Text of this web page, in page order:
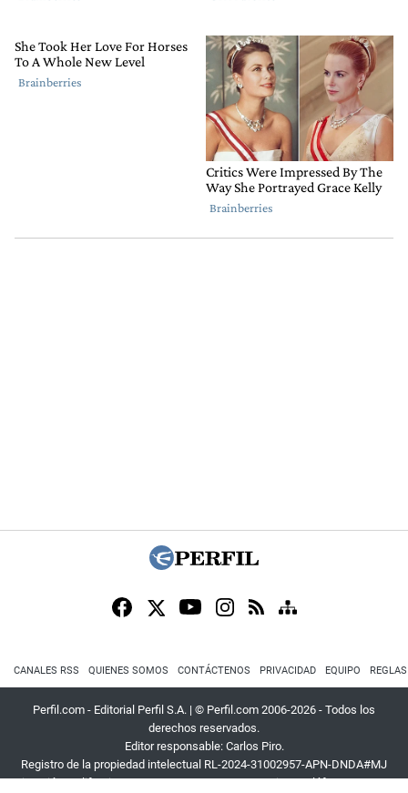
CANALES RSS QUIENES SOMOS CONTÁCTENOS PRIVACIDAD EQUIPO
Perfil.com - Editorial Perfil S.A. | © Perfil.com 2006-2026 - Todos los
derechos reservados.
Editor responsable: Carlos Piro.
Registro de la propiedad intelectual RL-2024-31002957-APN-DNDA#MJ
Dirección:California 2715,C1289ABI,CABA, Argentina| Teléfono:+54 9 11